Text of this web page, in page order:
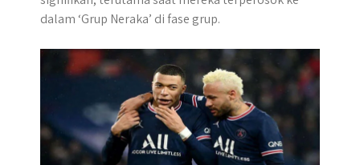
o
g
r
a
dalam ‘Grup Neraka’ di fase grup.